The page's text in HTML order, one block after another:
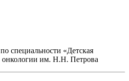
специальности «Детская
им. Н.Н. Петрова